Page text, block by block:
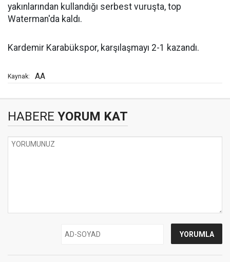
yakınlarından kullandığı serbest vuruşta, top
Waterman'da kaldı.
Kardemir Karabükspor, karşılaşmayı 2-1 kazandı.
Kaynak: AA
HABERE YORUM KAT